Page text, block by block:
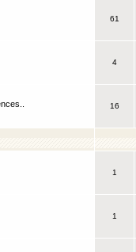
61
4
16
1
1